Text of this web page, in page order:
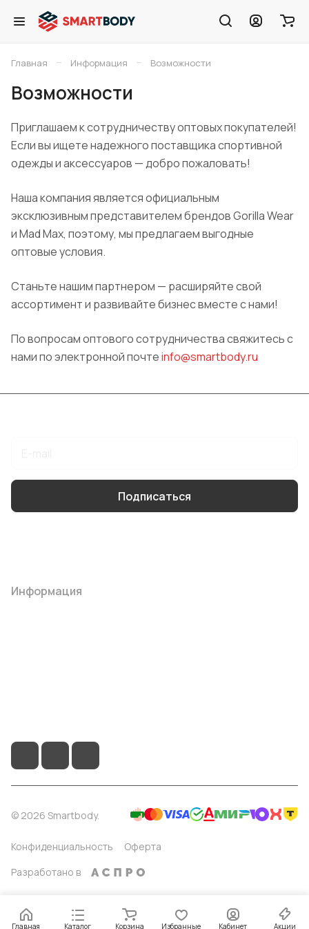
Главная – Информация – Возможности
Возможности
Приглашаем к сотрудничеству оптовых покупателей!
Если вы ищете надежного поставщика спортивной
одежды и аксессуаров — добро пожаловать!
Наша компания является официальным
эксклюзивным представителем брендов Gorilla Wear
и Mad Max, поэтому, мы предлагаем выгодные
оптовые условия.
Станьте нашим партнером — расширяйте свой
ассортимент и развивайте бизнес вместе с нами!
По вопросам оптового сотрудничества свяжитесь с
нами по электронной почтеinfo@smartbody.ru
Главная Каталог Корзина Избранные Кабинет Акции
Подписаться
Информация
© 2026 Smartbody.
Конфиденциальность
Оферта
Разработано в